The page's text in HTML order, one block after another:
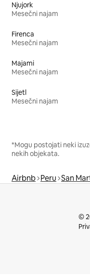
Njujork
Mesečni najam
Firenca
Mesečni najam
Majami
Mesečni najam
Sijetl
Mesečni najam
*Mogu postojati neki
nekih objekata.
Airbnb Peru San
©